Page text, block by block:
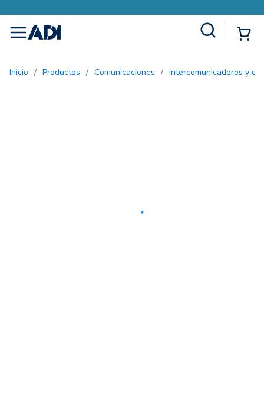
menu
Inicio / Productos / Comunicaciones / Intercomunicadores y